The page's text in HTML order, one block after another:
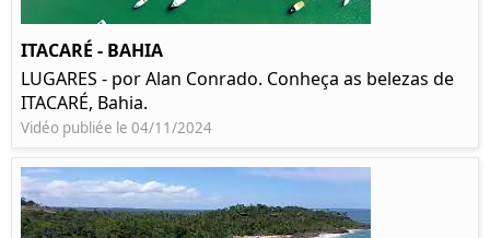
ITACARÉ - BAHIA
LUGARES - por Alan Conrado. Conheça as belezas de
ITACARÉ, Bahia.
Vidéo publiée le 04/11/2024